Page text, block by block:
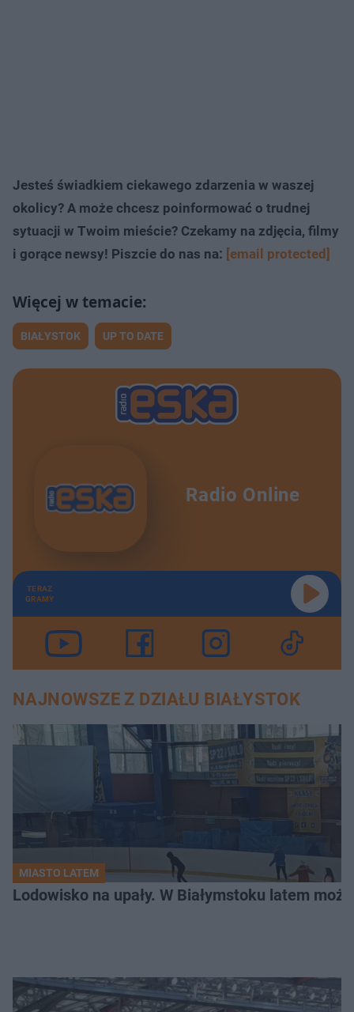
Jesteś świadkiem ciekawego zdarzenia w waszej
okolicy? A może chcesz poinformować o trudnej
sytuacji w Twoim mieście? Czekamy na zdjęcia, filmy
i gorące newsy! Piszcie do nas na: [email protected]
BIAŁYSTOK UP TO DATE
Radio Online
TERAZ
GRAMY
NAJNOWSZE Z DZIAŁU BIAŁYSTOK
MIASTO LATEM
Lodowisko na upały. W Białymstoku latem